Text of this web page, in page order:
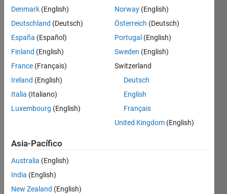
Given a
v, return
a new
vector ,
containing
only
values >
example:
v=[1 2 3 4 5 6]
Denmark (English)
Deutschland (Deutsch)
España (Español)
Finland (English)
France (Français)
Ireland (English)
Italia (Italiano)
Luxembourg (English)
Norway (English)
Österreich (Deutsch)
Portugal (English)
Sweden (English)
Switzerland
Deutsch
English
Français
United Kingdom (English)
Asia-Pacífico
Australia (English)
India (English)
New Zealand (English)